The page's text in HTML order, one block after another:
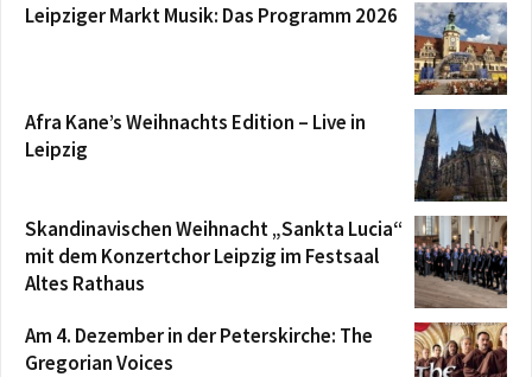
Leipziger Markt Musik: Das Programm 2026
Afra Kane’s Weihnachts Edition – Live in
Leipzig
Skandinavischen Weihnacht „Sankta Lucia“
mit dem Konzertchor Leipzig im Festsaal
Altes Rathaus
Am 4. Dezember in der Peterskirche: The
Gregorian Voices